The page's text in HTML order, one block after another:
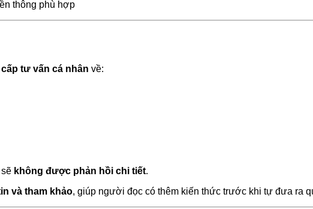
thông phù hợp
tư vấn cá nhân về:
không được phản hồi chi tiết.
và tham khảo, giúp người đọc có thêm kiến thức trước khi tự đưa ra